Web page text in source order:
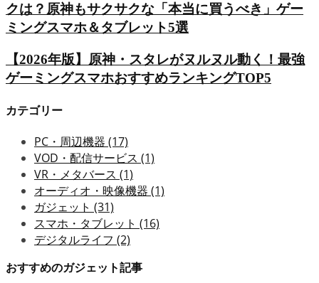
クは？原神もサクサクな「本当に買うべき」ゲー
ミングスマホ＆タブレット5選
【2026年版】原神・スタレがヌルヌル動く！最強
ゲーミングスマホおすすめランキングTOP5
カテゴリー
PC・周辺機器 (17)
VOD・配信サービス (1)
VR・メタバース (1)
オーディオ・映像機器 (1)
ガジェット (31)
スマホ・タブレット (16)
デジタルライフ (2)
おすすめのガジェット記事